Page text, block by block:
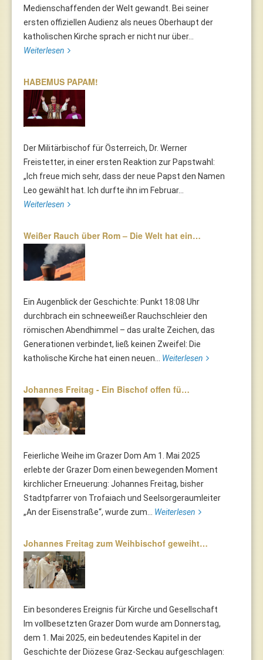
Medienschaffenden der Welt gewandt. Bei seiner
ersten offiziellen Audienz als neues Oberhaupt der
katholischen Kirche sprach er nicht nur über...
Weiterlesen
HABEMUS PAPAM!
Der Militärbischof für Österreich, Dr. Werner
Freistetter, in einer ersten Reaktion zur Papstwahl:
„Ich freue mich sehr, dass der neue Papst den Namen
Leo gewählt hat. Ich durfte ihn im Februar...
Weiterlesen
Weißer Rauch über Rom – Die Welt hat ein…
Ein Augenblick der Geschichte: Punkt 18:08 Uhr
durchbrach ein schneeweißer Rauchschleier den
römischen Abendhimmel – das uralte Zeichen, das
Generationen verbindet, ließ keinen Zweifel: Die
katholische Kirche hat einen neuen... Weiterlesen
Johannes Freitag - Ein Bischof offen fü…
Feierliche Weihe im Grazer Dom Am 1. Mai 2025
erlebte der Grazer Dom einen bewegenden Moment
kirchlicher Erneuerung: Johannes Freitag, bisher
Stadtpfarrer von Trofaiach und Seelsorgeraumleiter
„An der Eisenstraße“, wurde zum... Weiterlesen
Johannes Freitag zum Weihbischof geweiht…
Ein besonderes Ereignis für Kirche und Gesellschaft
Im vollbesetzten Grazer Dom wurde am Donnerstag,
dem 1. Mai 2025, ein bedeutendes Kapitel in der
Geschichte der Diözese Graz-Seckau aufgeschlagen: